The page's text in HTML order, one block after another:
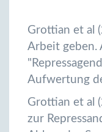
Grottian et al
Arbeit geben.
Aufwertung
Grottian et al
zur